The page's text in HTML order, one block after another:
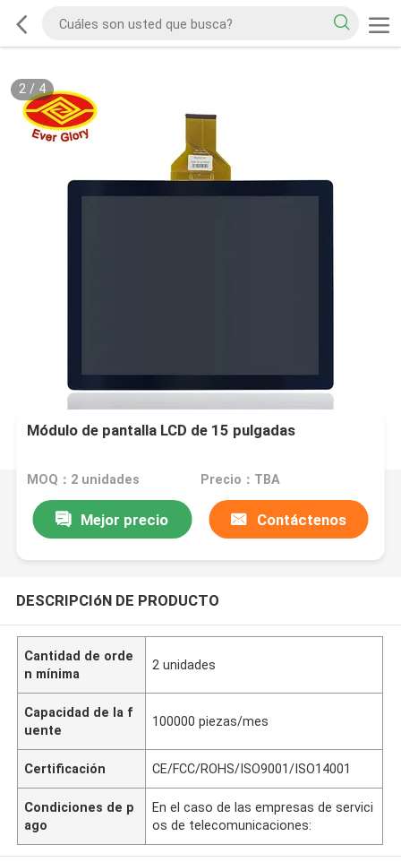
2/ 4
Módulo de pantalla LCD de 15 pulgadas
MOQ：2 unidades Precio：TBA
Mejor precio Contáctenos
DESCRIPCIóN DE PRODUCTO
Cantidad de orde
n mínima
2 unidades
Capacidad de la f
uente
100000 piezas/mes
Certificación CE/FCC/ROHS/ISO9001/ISO14001
Condiciones de p
ago
En el caso de las empresas de servici
os de telecomunicaciones: